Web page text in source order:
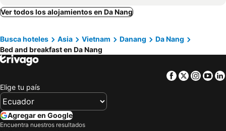
Ver todos los alojamientos en Da Nang
Busca hoteles Asia Vietnam Danang
Da Nang
Bed and breakfast en Da Nang
Facebook
Twitter
Elige tu país
Agregar en Google
Encuentra nuestros resultados